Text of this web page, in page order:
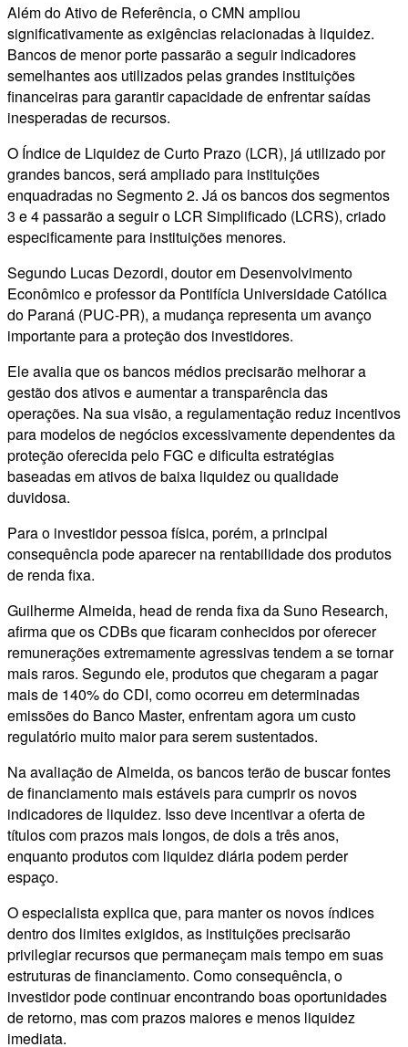
Além do Ativo de Referência, o CMN ampliou
significativamente as exigências relacionadas à liquidez.
Bancos de menor porte passarão a seguir indicadores
semelhantes aos utilizados pelas grandes instituições
financeiras para garantir capacidade de enfrentar saídas
inesperadas de recursos.
O Índice de Liquidez de Curto Prazo (LCR), já utilizado por
grandes bancos, será ampliado para instituições
enquadradas no Segmento 2. Já os bancos dos segmentos
3 e 4 passarão a seguir o LCR Simplificado (LCRS), criado
especificamente para instituições menores.
Segundo Lucas Dezordi, doutor em Desenvolvimento
Econômico e professor da Pontifícia Universidade Católica
do Paraná (PUC-PR), a mudança representa um avanço
importante para a proteção dos investidores.
Ele avalia que os bancos médios precisarão melhorar a
gestão dos ativos e aumentar a transparência das
operações. Na sua visão, a regulamentação reduz incentivos
para modelos de negócios excessivamente dependentes da
proteção oferecida pelo FGC e dificulta estratégias
baseadas em ativos de baixa liquidez ou qualidade
duvidosa.
Para o investidor pessoa física, porém, a principal
consequência pode aparecer na rentabilidade dos produtos
de renda fixa.
Guilherme Almeida, head de renda fixa da Suno Research,
afirma que os CDBs que ficaram conhecidos por oferecer
remunerações extremamente agressivas tendem a se tornar
mais raros. Segundo ele, produtos que chegaram a pagar
mais de 140% do CDI, como ocorreu em determinadas
emissões do Banco Master, enfrentam agora um custo
regulatório muito maior para serem sustentados.
Na avaliação de Almeida, os bancos terão de buscar fontes
de financiamento mais estáveis para cumprir os novos
indicadores de liquidez. Isso deve incentivar a oferta de
títulos com prazos mais longos, de dois a três anos,
enquanto produtos com liquidez diária podem perder
espaço.
O especialista explica que, para manter os novos índices
dentro dos limites exigidos, as instituições precisarão
privilegiar recursos que permaneçam mais tempo em suas
estruturas de financiamento. Como consequência, o
investidor pode continuar encontrando boas oportunidades
de retorno, mas com prazos maiores e menos liquidez
imediata.